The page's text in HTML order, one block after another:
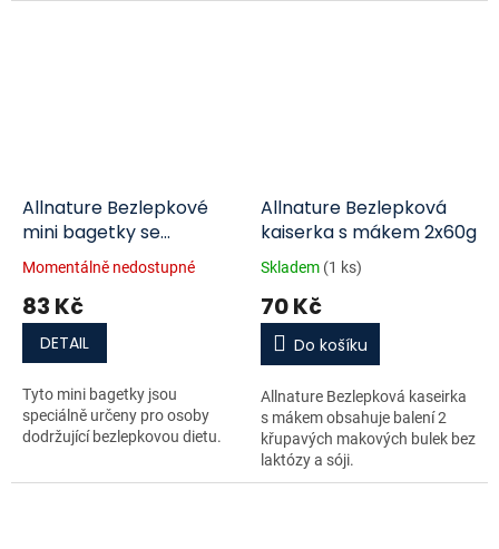
Allnature Bezlepkové
mini bagetky se
sluneč.2x50g
Momentálně nedostupné
83 Kč
DETAIL
Tyto mini bagetky jsou
speciálně určeny pro osoby
dodržující bezlepkovou dietu.
Allnature Bezlepková
kaiserka s mákem 2x60g
Skladem (1 ks)
70 Kč
Do košíku
Allnature Bezlepková kaseirka
s mákem obsahuje balení 2
křupavých makových bulek bez
laktózy a sóji.